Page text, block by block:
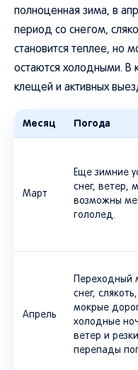
полноценная зима, в
период со снегом,
становится теплее, но
остаются холодными. В
клещей и активных
Месяц Погода
Март
Еще зимние
снег, ветер,
возможны
гололед.
Апрель
Переходный
снег, слякоть,
мокрые
холодные
ветер и
перепады